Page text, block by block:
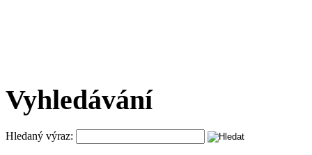
Vyhledávání
Hledaný výraz: